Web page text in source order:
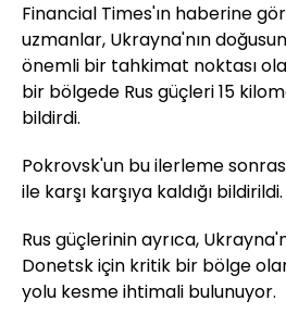
Financial Times'ın haberine
uzmanlar, Ukrayna'nın
önemli bir tahkimat noktası
bir bölgede Rus güçleri 15
bildirdi.
Pokrovsk'un bu ilerleme
ile karşı karşıya kaldığı bildirildi.
Rus güçlerinin ayrıca,
Donetsk için kritik bir bölge
yolu kesme ihtimali bulunuyor.